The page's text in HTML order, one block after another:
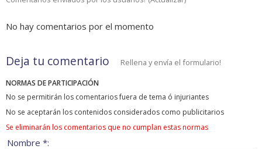
No hay comentarios por el momento
Deja tu comentario Rellena y envía el formulario!
NORMAS DE PARTICIPACIÓN
No se permitirán los comentarios fuera de tema ó injuriantes
No se aceptarán los contenidos considerados como publicitarios
Se eliminarán los comentarios que no cumplan estas normas
Nombre *: